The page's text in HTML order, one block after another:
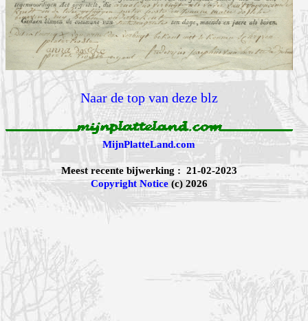
Naar de top van deze blz
MijnPlatteLand.com
Meest recente bijwerking : 21-02-2023
Copyright Notice(c) 2026